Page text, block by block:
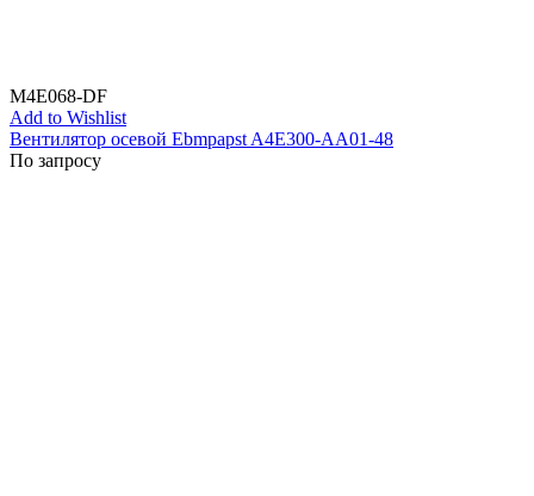
M4E068-DF
Add to Wishlist
Вентилятор осевой Ebmpapst A4E300-AA01-48
По запросу